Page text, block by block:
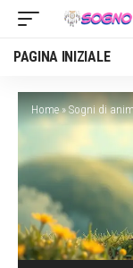
PAGINA INIZIALE
Home»Sogni di